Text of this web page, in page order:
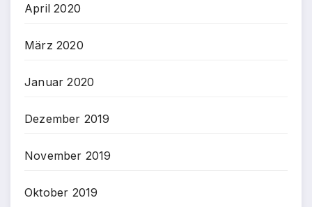
April 2020
März 2020
Januar 2020
Dezember 2019
November 2019
Oktober 2019